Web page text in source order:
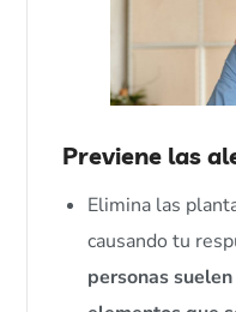
Previene las
Elimina las
causando tu
personas